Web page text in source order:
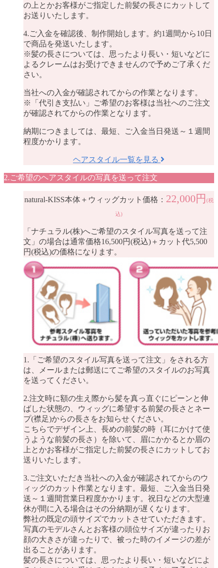
の上とかお客様がご指定した前髪の長さにカットして
お送りいたします。
4.ご入金を確認後、制作開始します。約1週間から10日
で商品を発送いたします。
※髪の長さについては、思ったより長い・短いなどに
よるクレームはお受けできませんので予めご了承くだ
さい。
当社への入金が確認されてからの作業となります。
※「代引き支払い」ご希望のお客様は当社へのご注文
が確認されてからの作業となります。
納期につきましては、最短、ご入金当日発送～１週間
程度かかります。
ヘアスタイル一覧を見る
2.ご希望のヘアスタイルの写真を送って注文
natural-KISS本体＋ウィッグカット価格： 22,000円 (税
込)
「ナチュラル(株)へご希望のスタイル写真を送って注
文」の場合は通常価格16,500円(税込)＋カット代5,500
円(税込)の価格になります。
1.「ご希望のスタイル写真を送って注文」をされる方
は、メールまたは郵送にてご希望のスタイルのお写真
を送ってください。
2.注文時に額の生え際から髪を真っ直ぐにピーンと伸
ばした状態の、ウィッグに希望する前髪の長さとネー
プ(襟足)からの長さをお知らせください。
こちらでデザイン上、長めの前髪の時（耳にかけて使
うような前髪の長さ）を除いて、眉にかかるとか眉の
上とかお客様がご指定した前髪の長さにカットしてお
送りいたします。
3.ご注文いただき当社への入金が確認されてからのウ
ィッグのカット作業となります。最短、ご入金当日発
送～１週間営業日程度かかります。祝日などの大型連
休が間に入る場合はその分納期が遅くなります。
弊社の既定の頭サイズでカットさせていただきます。
写真のモデルさんとお客様の頭位サイズが違ったりお
顔の大きさが違ったりで、被った時のイメージの差が
出ることがあります。
髪の長さについては、思ったより長い・短いなどによ